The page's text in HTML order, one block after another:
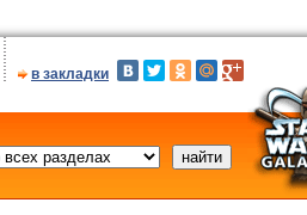
в закладки